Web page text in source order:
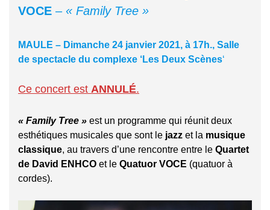
VOCE –« Family Tree »
MAULE – Dimanche 24 janvier 2021, à 17h., Salle
de spectacle du complexe ‘Les Deux Scènes‘
Ce concert est ANNULÉ.
« Family Tree » est un programme qui réunit deux
esthétiques musicales que sont le jazz et la musique
classique, au travers d’une rencontre entre le Quartet
de David ENHCO et le Quatuor VOCE (quatuor à
cordes).